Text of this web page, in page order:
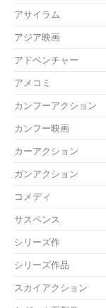
アサイラム
アジア映画
アドベンチャー
アメコミ
カンフーアクション
カンフー映画
カーアクション
ガンアクション
コメディ
サスペンス
シリーズ作
シリーズ作品
スカイアクション